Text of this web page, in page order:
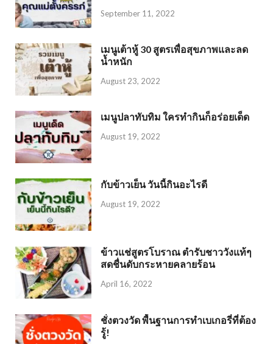
September 11, 2022
เมนูเต้าหู้ 30 สูตรเพื่อสุขภาพและลด
น้ำหนัก
August 23, 2022
เมนูปลาทับทิม ใครทำกินก็อร่อยเด็ด
August 19, 2022
กับข้าวเย็น วันนี้กินอะไรดี
August 19, 2022
ข้าวแช่สูตรโบราณ ตำรับชาววังแท้ๆ
สดชื่นดับกระหายคลายร้อน
April 16, 2022
ชั่งตวงวัด พื้นฐานการทำเบเกอรี่ที่ต้อง
รู้!